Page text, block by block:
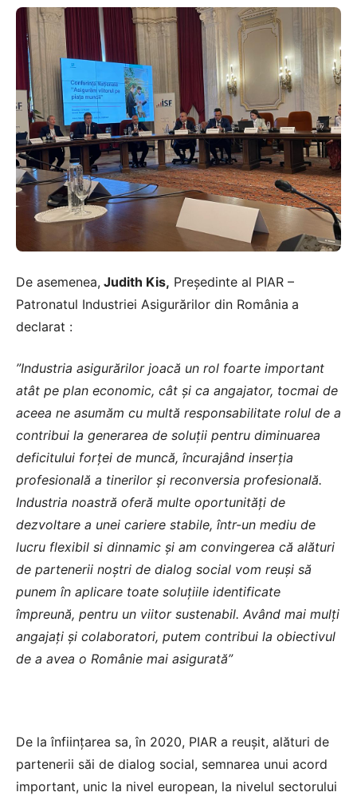
De asemenea, Judith Kis, Președinte al PIAR –
Patronatul Industriei Asigurărilor din România a
declarat :
”Industria asigurărilor joacă un rol foarte important
atât pe plan economic, cât și ca angajator, tocmai de
aceea ne asumăm cu multă responsabilitate rolul de a
contribui la generarea de soluții pentru diminuarea
deficitului forței de muncă, încurajând inserția
profesională a tinerilor și reconversia profesională.
Industria noastră oferă multe oportunități de
dezvoltare a unei cariere stabile, într-un mediu de
lucru flexibil si dinnamic și am convingerea că alături
de partenerii noștri de dialog social vom reuși să
punem în aplicare toate soluțiile identificate
împreună, pentru un viitor sustenabil. Având mai mulți
angajați și colaboratori, putem contribui la obiectivul
de a avea o Românie mai asigurată”
De la înființarea sa, în 2020, PIAR a reușit, alături de
partenerii săi de dialog social, semnarea unui acord
important, unic la nivel european, la nivelul sectorului